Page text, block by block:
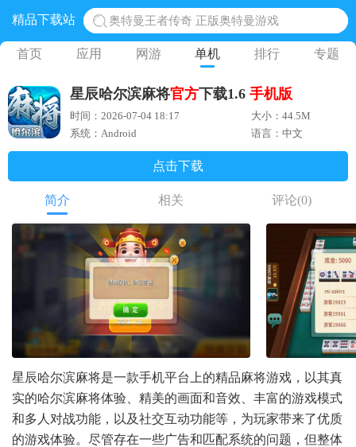
精品下载站
奥特曼王者传奇 正版奥特曼游戏
地铁跑酷体验服国际服 地铁跑酷体验服版本
网易光遇手游正版 点亮星空共庆周年
黎明觉醒生机腾讯正版 黎明觉醒生机国际服
蛋仔派对下载 蛋仔派对体验服
首页 应用 网游 单机 排行 专题
星辰哈尔滨麻将官方下载1.6 手机版
时间：2026-07-04 18:17
大小：44.5M
系统：Android
语言：中文
点击下载
简介 相关 评论(0)
星辰哈尔滨麻将是一款手机平台上的精品麻将游戏，以其真
实的哈尔滨麻将体验、精美的画面和音效、丰富的游戏模式
和多人对战功能，以及社交互动功能等，为玩家带来了优质
的游戏体验。尽管存在一些广告和匹配系统的问题，但整体